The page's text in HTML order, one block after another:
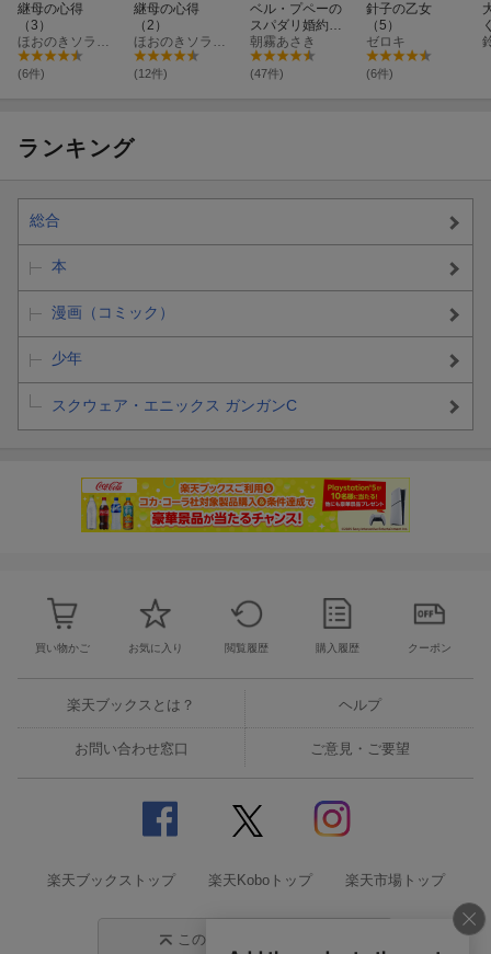
継母の心得
（3）
ほおのきソラ・藤丸豆ノ介
(6件)
継母の心得
（2）
ほおのきソラ・藤丸豆ノ介
(12件)
ベル・プペーの
スパダリ婚約〜
「好みじゃな
い」と言われた
人形姫、我慢を
朝霧あさき
(47件)
針子の乙女
（5）
ゼロキ
(6件)
ランキング
総合
本
漫画（コミック）
少年
スクウェア・エニックス ガンガンC
買い物かご お気に入り 閲覧履歴 購入履歴 クーポン
楽天ブックスとは？ ヘルプ
お問い合わせ窓口 ご意見・ご要望
楽天ブックストップ 楽天Koboトップ 楽天市場トップ
このページの先頭に戻る